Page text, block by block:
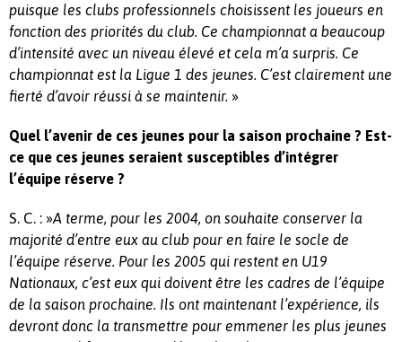
puisque les clubs professionnels choisissent les joueurs en
fonction des priorités du club. Ce championnat a beaucoup
d’intensité avec un niveau élevé et cela m’a surpris. Ce
championnat est la Ligue 1 des jeunes. C’est clairement une
fierté d’avoir réussi à se maintenir. »
Quel l’avenir de ces jeunes pour la saison prochaine ? Est-
ce que ces jeunes seraient susceptibles d’intégrer
l’équipe réserve ?
S. C. : »A terme, pour les 2004, on souhaite conserver la
majorité d’entre eux au club pour en faire le socle de
l’équipe réserve. Pour les 2005 qui restent en U19
Nationaux, c’est eux qui doivent être les cadres de l’équipe
de la saison prochaine. Ils ont maintenant l’expérience, ils
devront donc la transmettre pour emmener les plus jeunes